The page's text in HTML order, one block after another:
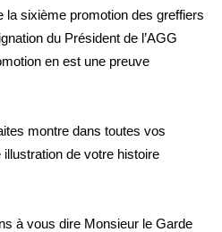
la sixième promotion des greffiers
du Président de l’AGG
en est une preuve
montre dans toutes vos
illustration de votre histoire
à vous dire Monsieur le Garde